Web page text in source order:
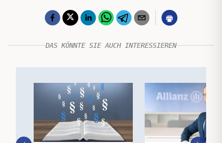
DAS KÖNNTE SIE AUCH INTERESSIEREN